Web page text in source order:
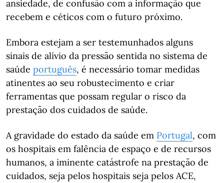
ansiedade, de confusão com a informação que
recebem e céticos com o futuro próximo.
Embora estejam a ser testemunhados alguns
sinais de alívio da pressão sentida no sistema de
saúde português, é necessário tomar medidas
atinentes ao seu robustecimento e criar
ferramentas que possam regular o risco da
prestação dos cuidados de saúde.
A gravidade do estado da saúde em Portugal, com
os hospitais em falência de espaço e de recursos
humanos, a iminente catástrofe na prestação de
cuidados, seja pelos hospitais seja pelos ACE,